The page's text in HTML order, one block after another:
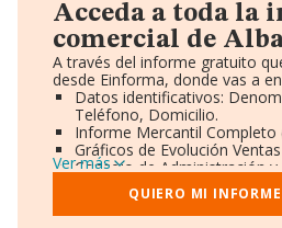
Acceda a toda la
comercial de
A través del informe gratuito
desde Einforma, donde vas a
Datos identificativos:
Teléfono, Domicilio.
Informe Mercantil Completo
Gráficos de Evolución
Consejo de Administración
Directivos y Ejecutivos.
Accionistas.
Participaciones y
Ver más
QUIERO MI